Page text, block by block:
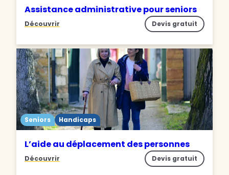
Assistance administrative pour seniors
Découvrir Devis gratuit
Seniors Handicaps
L’aide au déplacement des personnes
Découvrir Devis gratuit